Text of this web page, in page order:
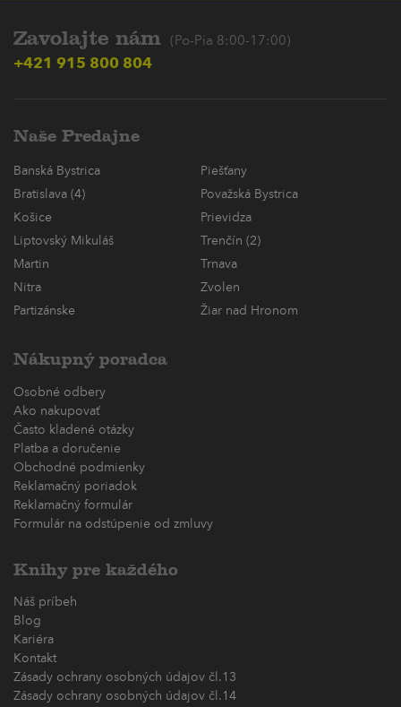
Zavolajte nám (Po-Pia 8:00-17:00)
+421 915 800 804
Naše Predajne
Banská Bystrica
Piešťany
Bratislava (4)
Považská Bystrica
Košice
Prievidza
Liptovský Mikuláš
Trenčín (2)
Martin
Trnava
Nitra
Zvolen
Partizánske
Žiar nad Hronom
Nákupný poradca
Osobné odbery
Ako nakupovať
Často kladené otázky
Platba a doručenie
Obchodné podmienky
Reklamačný poriadok
Reklamačný formulár
Formulár na odstúpenie od zmluvy
Knihy pre každého
Náš príbeh
Blog
Kariéra
Kontakt
Zásady ochrany osobných údajov čl.13
Zásady ochrany osobných údajov čl.14